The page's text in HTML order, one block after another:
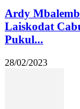
Ardy
Laiskodat
Pukul...
28/02/2023